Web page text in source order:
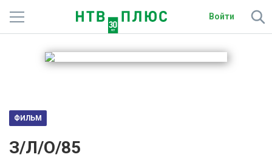
Войти
Телеканалы
ФИЛЬМ
З/Л/О/85